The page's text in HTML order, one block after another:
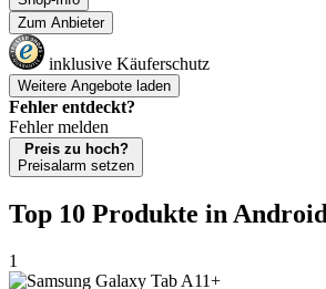
Zum Anbieter
inklusive Käuferschutz
Weitere Angebote laden
Fehler entdeckt?
Fehler melden
Preis zu hoch?
Preisalarm setzen
Top 10 Produkte in
1